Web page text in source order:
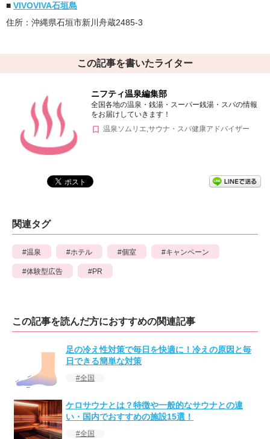
■ VIVOVIVA石垣島
住所：沖縄県石垣市新川舟蔵2485-3
この記事を書いたライター
ニフティ温泉編集部
全国各地の温泉・銭湯・スーパー銭湯・スパの情報
をお届けしていきます！
温泉ソムリエ,サウナ・スパ健康アドバイザー
関連タグ
温泉 ホテル 個室 キャンペーン
体験型広告 PR
この記事を読んだ方におすすめの関連記事
足の冷え性対策で毎日を快適に！冷えの原因と毎
日できる簡単な対策
全国
ケロサウナとは？特徴や一般的なサウナとの違
い・国内でおすすめの施設15選！
全国